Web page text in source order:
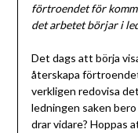
förtroendet för
det arbetet börjar i
Det dags att börja
återskapa
verkligen redovisa
ledningen saken
drar vidare? Hoppas